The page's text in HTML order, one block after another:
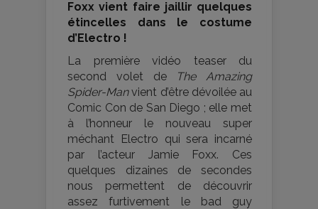
Foxx vient faire jaillir quelques
étincelles dans le costume
d’Electro !
La première vidéo teaser du
second volet de
The Amazing
Spider-Manvient d’être dévoilée au
Comic Con de San Diego ; elle met
à l’honneur le nouveau super
méchant Electro qui sera incarné
par l’acteur Jamie Foxx. Ces
quelques dizaines de secondes
nous permettent de découvrir
assez furtivement le bad guy